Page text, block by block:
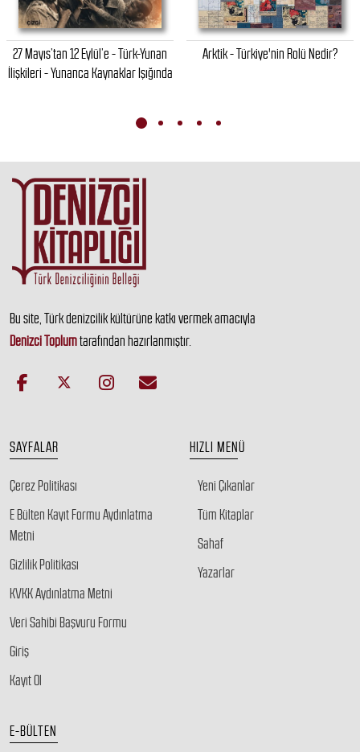
27 Mayıs’tan 12 Eylül’e - Türk-Yunan
İlişkileri - Yunanca Kaynaklar Işığında
Arktik - Türkiye'nin Rolü Nedir?
Bu site, Türk denizcilik kültürüne katkı vermek amacıyla
Denizci Toplumtarafından hazırlanmıştır.
SAYFALAR
Çerez Politikası
E Bülten Kayıt Formu Aydınlatma
Metni
Gizlilik Politikası
KVKK Aydınlatma Metni
Veri Sahibi Başvuru Formu
Giriş
Kayıt Ol
HIZLI MENÜ
Yeni Çıkanlar
Tüm Kitaplar
Sahaf
Yazarlar
E-BÜLTEN